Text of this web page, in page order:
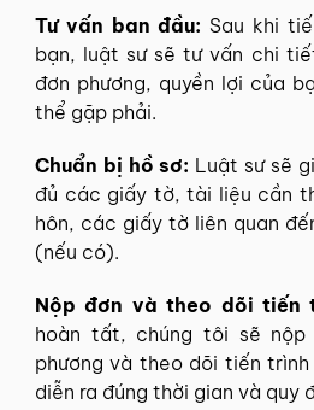
Tư vấn ban đầu: Sau khi
bạn, luật sư sẽ tư vấn chi
đơn phương, quyền lợi của
thể gặp phải.
Chuẩn bị hồ sơ: Luật sư sẽ
đủ các giấy tờ, tài liệu cần
hôn, các giấy tờ liên quan
(nếu có).
Nộp đơn và theo dõi tiến
hoàn tất, chúng tôi sẽ
phương và theo dõi tiến
diễn ra đúng thời gian và quy